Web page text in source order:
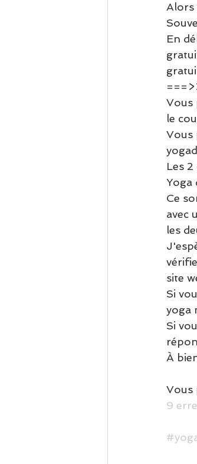
Alors
En
Vous
le
Vous
Les
Yoga
Ce
avec
les
site
Si
yoga
Si
À
Vous
9